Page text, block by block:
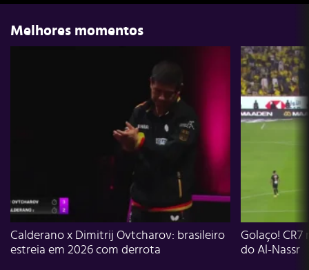
Melhores momentos
Calderano x Dimitrij Ovtcharov: brasileiro
estreia em 2026 com derrota
Golaço!
do Al-Nassr